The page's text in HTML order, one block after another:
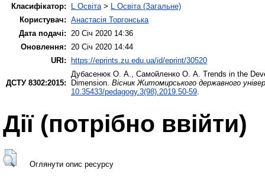
Класифікатор:
L Освіта > L Освіта (Загальне)
Користувач: Анастасія Торгонська
Дата подачі:
20 Січ 2020 14:36
Оновлення:
20 Січ 2020 14:44
URI: https://eprints.zu.edu.ua/id/eprint/30520
ДСТУ 8302:2015:
Дубасенюк О. А. Самойленко О. А. Trends in the
Dimension. Вісник Житомирського державного
10.35433/pedagogy.3(98).2019.50-59
Дії ​​(потрібно ввійти)
Оглянути опис ресурсу